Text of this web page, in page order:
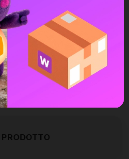
Ampia scelta di pagamenti
Spedizione express veloce
Possibilità di reso e rimborso